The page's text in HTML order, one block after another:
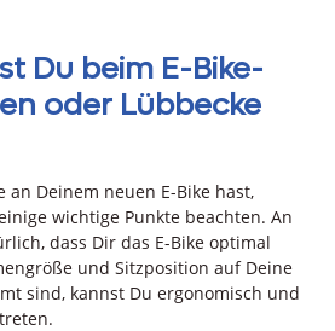
Du beim E-Bike-
oder Lübbecke
an Deinem neuen E-Bike hast,
wichtige Punkte beachten. An
dass Dir das E-Bike optimal
und Sitzposition auf Deine
sind, kannst Du ergonomisch und